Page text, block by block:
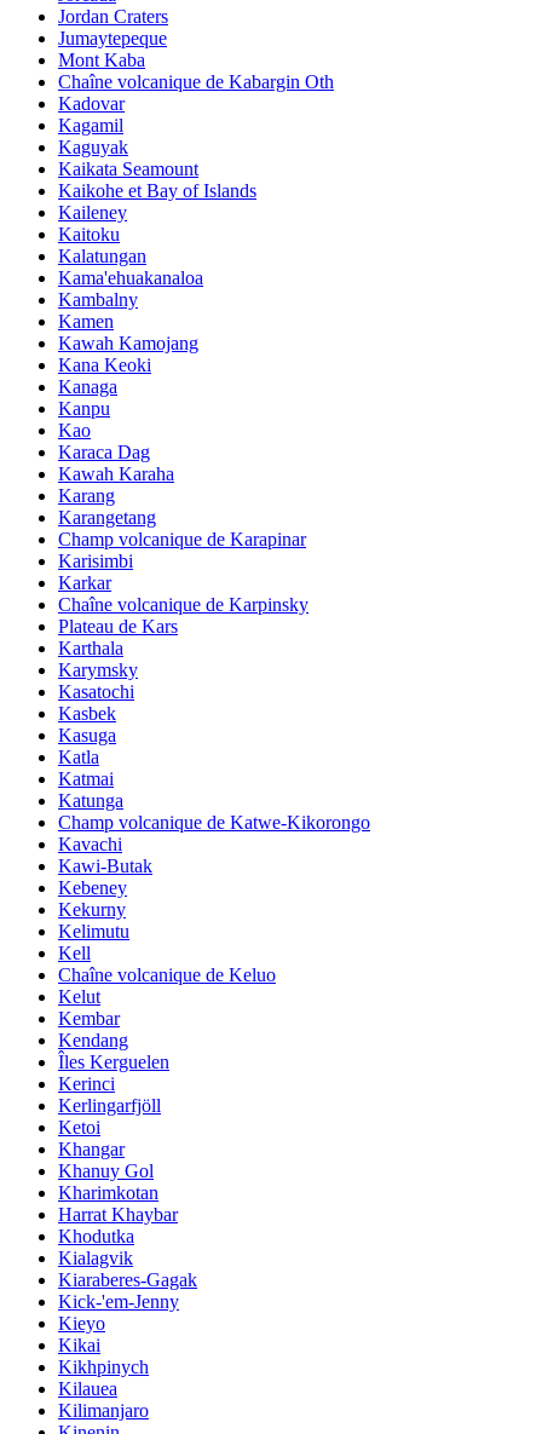
Jordan Craters
Jumaytepeque
Mont Kaba
Chaîne volcanique de Kabargin Oth
Kadovar
Kagamil
Kaguyak
Kaikata Seamount
Kaikohe et Bay of Islands
Kaileney
Kaitoku
Kalatungan
Kama'ehuakanaloa
Kambalny
Kamen
Kawah Kamojang
Kana Keoki
Kanaga
Kanpu
Kao
Karaca Dag
Kawah Karaha
Karang
Karangetang
Champ volcanique de Karapinar
Karisimbi
Karkar
Chaîne volcanique de Karpinsky
Plateau de Kars
Karthala
Karymsky
Kasatochi
Kasbek
Kasuga
Katla
Katmai
Katunga
Champ volcanique de Katwe-Kikorongo
Kavachi
Kawi-Butak
Kebeney
Kekurny
Kelimutu
Kell
Chaîne volcanique de Keluo
Kelut
Kembar
Kendang
Îles Kerguelen
Kerinci
Kerlingarfjöll
Ketoi
Khangar
Khanuy Gol
Kharimkotan
Harrat Khaybar
Khodutka
Kialagvik
Kiaraberes-Gagak
Kick-'em-Jenny
Kieyo
Kikai
Kikhpinych
Kilauea
Kilimanjaro